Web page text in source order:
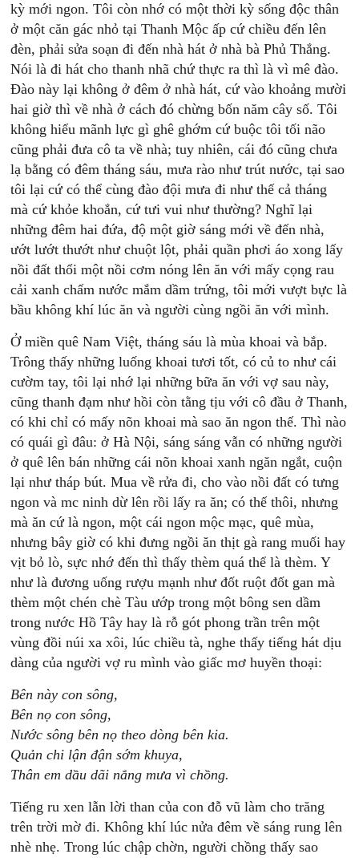
kỳ mới ngon. Tôi còn nhớ có một thời kỳ sống độc thân
ở một căn gác nhỏ tại Thanh Mộc ấp cứ chiều đến lên
đèn, phải sửa soạn đi đến nhà hát ở nhà bà Phủ Thắng.
Nói là đi hát cho thanh nhã chứ thực ra thì là vì mê đào.
Đào này lại không ở đêm ở nhà hát, cứ vào khoảng mười
hai giờ thì về nhà ở cách đó chừng bốn năm cây số. Tôi
không hiểu mãnh lực gì ghê ghớm cứ buộc tôi tối não
cũng phải đưa cô ta về nhà; tuy nhiên, cái đó cũng chưa
lạ bằng có đêm tháng sáu, mưa rào như trút nước, tại sao
tôi lại cứ có thể cùng đào đội mưa đi như thế cả tháng
mà cứ khỏe khoắn, cứ tưi vui như thường? Nghĩ lại
những đêm hai đứa, độ một giờ sáng mới về đến nhà,
ướt lướt thướt như chuột lột, phải quần phơi áo xong lấy
nồi đất thổi một nồi cơm nóng lên ăn với mấy cọng rau
cải xanh chấm nước mắm dầm trứng, tôi mới vượt bực là
bầu không khí lúc ăn và người cùng ngồi ăn với mình.
Ở miền quê Nam Việt, tháng sáu là mùa khoai và bắp.
Trông thấy những luống khoai tươi tốt, có củ to như cái
cườm tay, tôi lại nhớ lại những bữa ăn với vợ sau này,
cũng thanh đạm như hồi còn tằng tịu với cô đầu ở Thanh,
có khi chỉ có mấy nõn khoai mà sao ăn ngon thế. Thì nào
có quái gì đâu: ở Hà Nội, sáng sáng vẫn có những người
ở quê lên bán những cái nõn khoai xanh ngăn ngắt, cuộn
lại như tháp bút. Mua về rửa đi, cho vào nồi đất có tưng
ngon và mc ninh dừ lên rồi lấy ra ăn; có thế thôi, nhưng
mà ăn cứ là ngon, một cái ngon mộc mạc, quê mùa,
nhưng bây giờ có khi đưng ngồi ăn thịt gà rang muối hay
vịt bỏ lò, sực nhớ đến thì thấy thèm quá thể là thèm. Y
như là đương uống rượu mạnh như đốt ruột đốt gan mà
thèm một chén chè Tàu ướp trong một bông sen dầm
trong nước Hồ Tây hay là rỗ gót phong trần trên một
vùng đồi núi xa xôi, lúc chiều tà, nghe thấy tiếng hát dịu
dàng của người vợ ru mình vào giấc mơ huyền thoại:
Bên này con sông,
Bên nọ con sông,
Nước sông bên nọ theo dòng bên kia.
Quản chi lận đận sớm khuya,
Thân em dầu dãi nắng mưa vì chồng.
Tiếng ru xen lẫn lời than của con đỗ vũ làm cho trăng
trên trời mờ đi. Không khí lúc nửa đêm về sáng rung lên
nhè nhẹ. Trong lúc chập chờn, người chồng thấy sao